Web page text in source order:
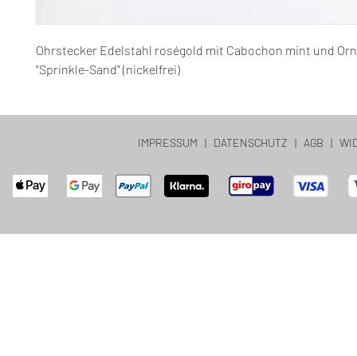
Ohrstecker Edelstahl roségold mit Cabochon mint und
"Sprinkle-Sand" (nickelfrei)
IMPRESSUM | DATENSCHUTZ | AGB |